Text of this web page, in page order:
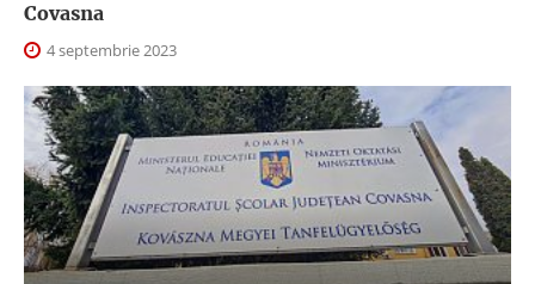
Covasna
4 septembrie 2023